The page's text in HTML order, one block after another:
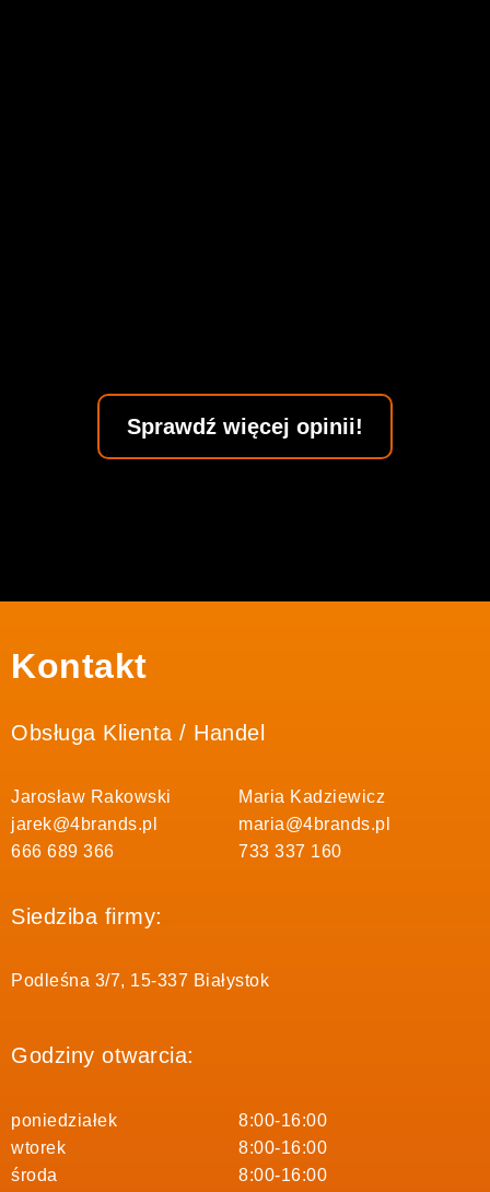
Sprawdź więcej opinii!
Kontakt
Obsługa Klienta / Handel
Jarosław Rakowski
jarek@4brands.pl
666 689 366
Maria Kadziewicz
maria@4brands.pl
733 337 160
Siedziba firmy:
Podleśna 3/7, 15-337 Białystok
Godziny otwarcia:
poniedziałek
wtorek
środa
8:00-16:00
8:00-16:00
8:00-16:00